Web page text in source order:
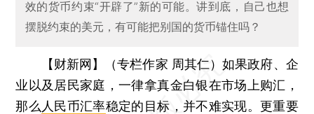
效的货币约束“开辟了”新的可能。讲到底，自己也想
摆脱约束的美元，有可能把别国的货币锚住吗？
【财新网】（专栏作家 周其仁）如果政府、企
业以及居民家庭，一律拿真金白银在市场上购汇，
那么 人民币汇率稳定的目标，并不难实现。更重要